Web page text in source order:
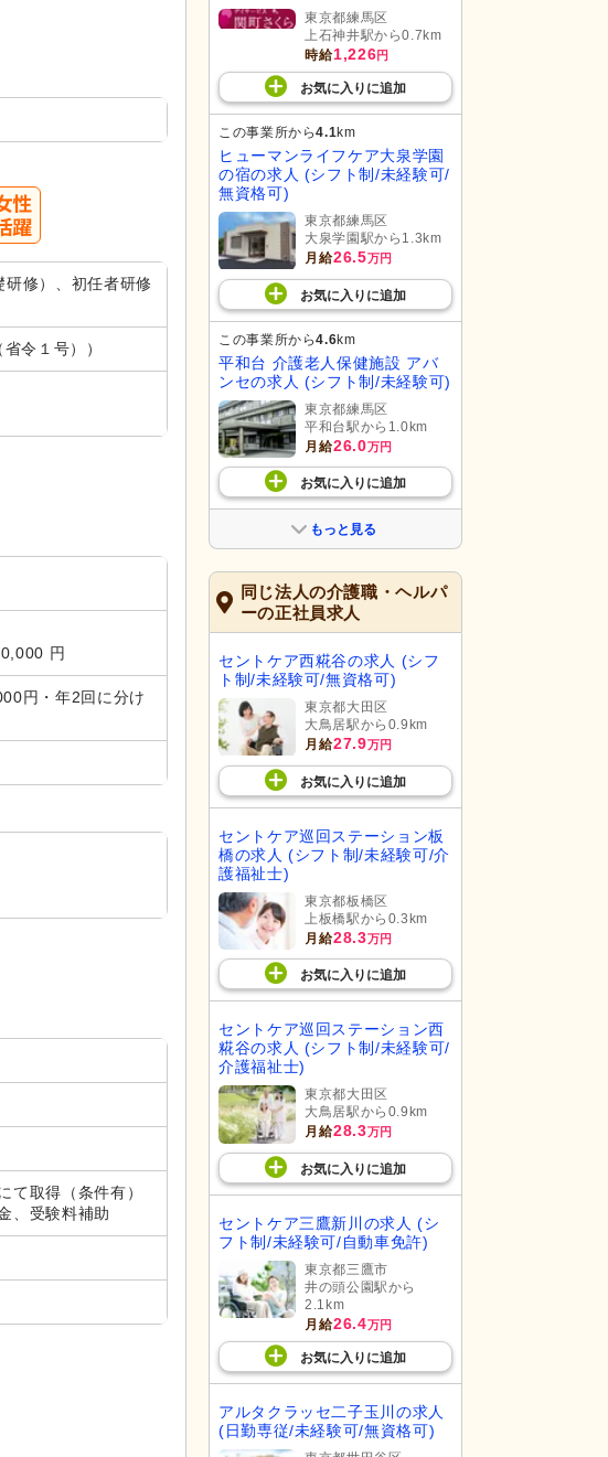
修）、初任者研修
令１号））
円
円・年2回に分け
て取得（条件有）
、受験料補助
東京都練馬区
上石神井駅から0.7km
時給1,226円
お気に入り に追加
この事業所から4.1km
ヒューマンライフケア大泉学園
の宿の求人 (シフト制/未経験可/
無資格可)
東京都練馬区
大泉学園駅から1.3km
月給26.5万円
お気に入り に追加
この事業所から4.6km
平和台 介護老人保健施設 アバ
ンセの求人 (シフト制/未経験可)
東京都練馬区
平和台駅から1.0km
月給26.0万円
お気に入り に追加
もっと見る
同じ法人の介護職・ヘルパ
ーの正社員求人
セントケア西糀谷の求人 (シフ
ト制/未経験可/無資格可)
東京都大田区
大鳥居駅から0.9km
月給27.9万円
お気に入り に追加
セントケア巡回ステーション板
橋の求人 (シフト制/未経験可/介
護福祉士)
東京都板橋区
上板橋駅から0.3km
月給28.3万円
お気に入り に追加
セントケア巡回ステーション西
糀谷の求人 (シフト制/未経験可/
介護福祉士)
東京都大田区
大鳥居駅から0.9km
月給28.3万円
お気に入り に追加
セントケア三鷹新川の求人 (シ
フト制/未経験可/自動車免許)
東京都三鷹市
井の頭公園駅から
2.1km
月給26.4万円
お気に入り に追加
アルタクラッセ二子玉川の求人
(日勤専従/未経験可/無資格可)